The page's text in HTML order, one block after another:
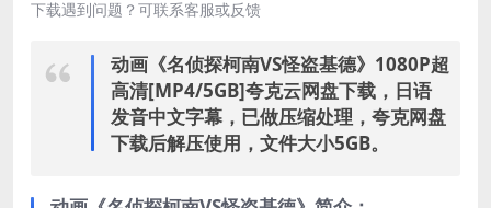
下载遇到问题？可联系客服或反馈
动画《名侦探柯南VS怪盗基德》1080P超
高清[MP4/5GB]夸克云网盘下载，日语
发音中文字幕，已做压缩处理，夸克网盘
下载后解压使用，文件大小5GB。